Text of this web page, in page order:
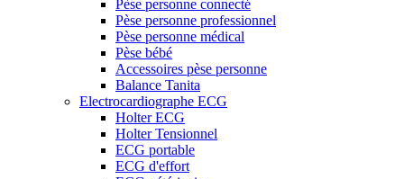
Pèse personne connecté
Pèse personne professionnel
Pèse personne médical
Pèse bébé
Accessoires pèse personne
Balance Tanita
Electrocardiographe ECG
Holter ECG
Holter Tensionnel
ECG portable
ECG d'effort